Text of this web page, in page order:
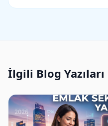
İlgili Blog Yazıları